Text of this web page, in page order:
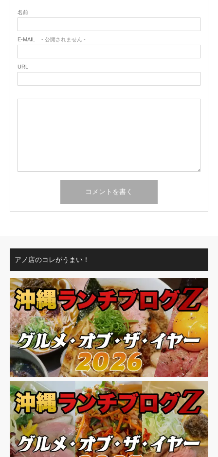
名前
E-MAIL - 公開されません -
URL
アノ店のコレがうまい！